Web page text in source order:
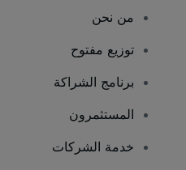
من نحن
توزيع مفتوح
برنامج الشراكة
المستثمرون
خدمة الشركات